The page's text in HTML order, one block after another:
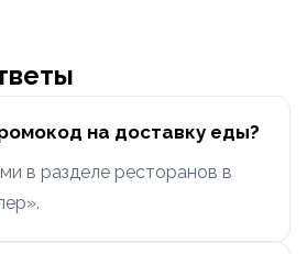
на доставку еды?
в разделе ресторанов в